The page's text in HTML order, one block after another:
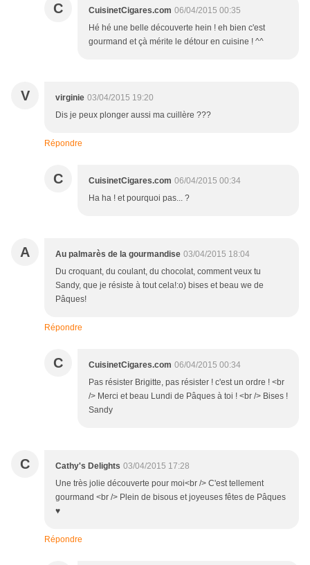
C CuisinetCigares.com 06/04/2015 00:35
Hé hé une belle découverte hein ! eh bien c'est
gourmand et çà mérite le détour en cuisine ! ^^
V virginie 03/04/2015 19:20
Dis je peux plonger aussi ma cuillère ???
Répondre
C CuisinetCigares.com 06/04/2015 00:34
Ha ha ! et pourquoi pas... ?
A Au palmarès de la gourmandise 03/04/2015 18:04
Du croquant, du coulant, du chocolat, comment veux tu
Sandy, que je résiste à tout cela!:o) bises et beau we de
Pâques!
Répondre
C CuisinetCigares.com 06/04/2015 00:34
Pas résister Brigitte, pas résister ! c'est un ordre ! <br
/> Merci et beau Lundi de Pâques à toi ! <br /> Bises !
Sandy
C Cathy's Delights 03/04/2015 17:28
Une très jolie découverte pour moi<br /> C'est tellement
gourmand <br /> Plein de bisous et joyeuses fêtes de Pâques
♥
Répondre